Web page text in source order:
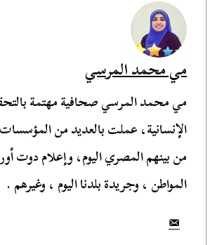
مي محمد المرسي
مي محمد المرسي صحافية مهتمة
الإنسانية، عملت بالعديد من
من بينهم المصري اليوم، وإعلام دوت
المواطن ، وجريدة بلدنا اليوم ، وغيرهم .